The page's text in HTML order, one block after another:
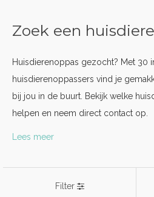
Zoek een
Huisdierenoppas gezocht? Met 30
huisdierenoppassers vind je
bij jou in de buurt. Bekijk welke
helpen en neem direct contact op.
Lees meer
Filter